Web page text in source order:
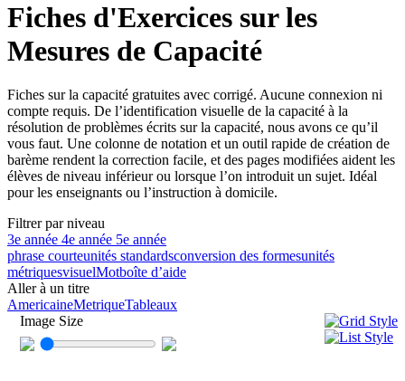
Fiches d'Exercices sur les
Mesures de Capacité
Fiches sur la capacité gratuites avec corrigé. Aucune connexion ni
compte requis. De l’identification visuelle de la capacité à la
résolution de problèmes écrits sur la capacité, nous avons ce qu’il
vous faut. Une colonne de notation et un outil rapide de création de
barème rendent la correction facile, et des pages modifiées aident les
élèves de niveau inférieur ou lorsque l’on introduit un sujet. Idéal
pour les enseignants ou l’instruction à domicile.
Filtrer par niveau
3e année 4e année 5e année
phrase courteunités standardsconversion des formesunités
métriquesvisuelMotboîte d’aide
Aller à un titre
AmericaineMetriqueTableaux
Image Size